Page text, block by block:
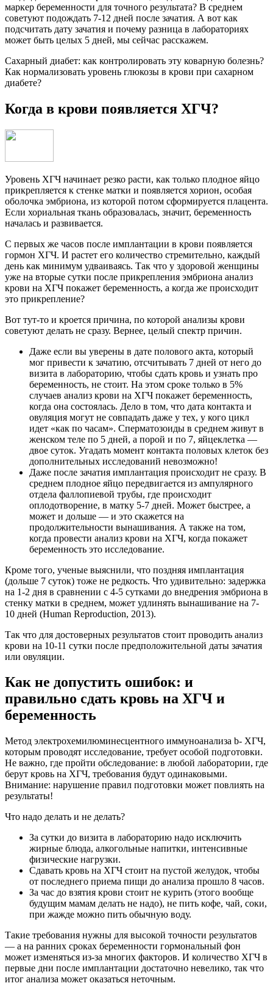
маркер беременности для точного результата? В среднем
советуют подождать 7-12 дней после зачатия. А вот как
подсчитать дату зачатия и почему разница в лабораториях
может быть целых 5 дней, мы сейчас расскажем.
Сахарный диабет: как контролировать эту коварную болезнь?
Как нормализовать уровень глюкозы в крови при сахарном
диабете?
Когда в крови появляется ХГЧ?
Уровень ХГЧ начинает резко расти, как только плодное яйцо
прикрепляется к стенке матки и появляется хорион, особая
оболочка эмбриона, из которой потом сформируется плацента.
Если хориальная ткань образовалась, значит, беременность
началась и развивается.
С первых же часов после имплантации в крови появляется
гормон ХГЧ. И растет его количество стремительно, каждый
день как минимум удваиваясь. Так что у здоровой женщины
уже на вторые сутки после прикрепления эмбриона анализ
крови на ХГЧ покажет беременность, а когда же происходит
это прикрепление?
Вот тут-то и кроется причина, по которой анализы крови
советуют делать не сразу. Вернее, целый спектр причин.
Даже если вы уверены в дате полового акта, который
мог привести к зачатию, отсчитывать 7 дней от него до
визита в лабораторию, чтобы сдать кровь и узнать про
беременность, не стоит. На этом сроке только в 5%
случаев анализ крови на ХГЧ покажет беременность,
когда она состоялась. Дело в том, что дата контакта и
овуляция могут не совпадать даже у тех, у кого цикл
идет «как по часам». Сперматозоиды в среднем живут в
женском теле по 5 дней, а порой и по 7, яйцеклетка —
двое суток. Угадать момент контакта половых клеток без
дополнительных исследований невозможно!
Даже после зачатия имплантация происходит не сразу. В
среднем плодное яйцо передвигается из ампулярного
отдела фаллопиевой трубы, где происходит
оплодотворение, в матку 5-7 дней. Может быстрее, а
может и дольше — и это скажется на
продолжительности вынашивания. А также на том,
когда провести анализ крови на ХГЧ, когда покажет
беременность это исследование.
Кроме того, ученые выяснили, что поздняя имплантация
(дольше 7 суток) тоже не редкость. Что удивительно: задержка
на 1-2 дня в сравнении с 4-5 сутками до внедрения эмбриона в
стенку матки в среднем, может удлинять вынашивание на 7-
10 дней (Human Reproduction, 2013).
Так что для достоверных результатов стоит проводить анализ
крови на 10-11 сутки после предположительной даты зачатия
или овуляции.
Как не допустить ошибок: и
правильно сдать кровь на ХГЧ и
беременность
Метод электрохемилюминесцентного иммуноанализа b- ХГЧ,
которым проводят исследование, требует особой подготовки.
Не важно, где пройти обследование: в любой лаборатории, где
берут кровь на ХГЧ, требования будут одинаковыми.
Внимание: нарушение правил подготовки может повлиять на
результаты!
Что надо делать и не делать?
За сутки до визита в лабораторию надо исключить
жирные блюда, алкогольные напитки, интенсивные
физические нагрузки.
Сдавать кровь на ХГЧ стоит на пустой желудок, чтобы
от последнего приема пищи до анализа прошло 8 часов.
За час до взятия крови стоит не курить (этого вообще
будущим мамам делать не надо), не пить кофе, чай, соки,
при жажде можно пить обычную воду.
Такие требования нужны для высокой точности результатов
— а на ранних сроках беременности гормональный фон
может изменяться из-за многих факторов. И количество ХГЧ в
первые дни после имплантации достаточно невелико, так что
итог анализа может оказаться неточным.